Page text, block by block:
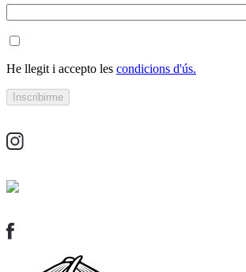
He llegit i accepto les condicions d'ús.